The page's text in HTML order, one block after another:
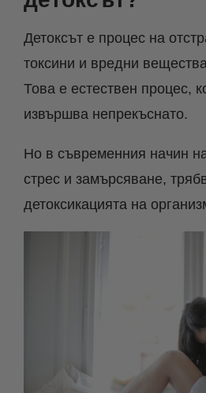
Детоксът е процес на
токсини и вредни
Това е естествен процес,
извършва непрекъснато.
Но в съвременния начин
стрес и замърсяване,
детоксикацията на